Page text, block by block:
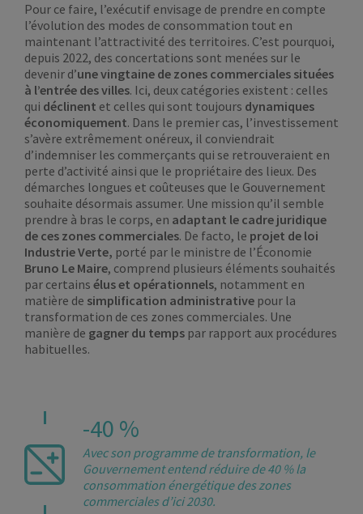
Pour ce faire, l’exécutif envisage de prendre en compte
l’évolution des modes de consommation tout en
maintenant l’attractivité des territoires. C’est pourquoi,
depuis 2022, des concertations sont menées sur le
devenir d’une vingtaine de zones commerciales situées
à l’entrée des villes. Ici, deux catégories existent : celles
qui déclinent et celles qui sont toujours dynamiques
économiquement. Dans le premier cas, l’investissement
s’avère extrêmement onéreux, il conviendrait
d’indemniser les commerçants qui se retrouveraient en
perte d’activité ainsi que le propriétaire des lieux. Des
démarches longues et coûteuses que le Gouvernement
souhaite désormais assumer. Une mission qu’il semble
prendre à bras le corps, en adaptant le cadre juridique
de ces zones commerciales. De facto, le projet de loi
Industrie Verte, porté par le ministre de l’Économie
Bruno Le Maire, comprend plusieurs éléments souhaités
par certains élus et opérationnels, notamment en
matière de simplification administrative pour la
transformation de ces zones commerciales. Une
manière de gagner du temps par rapport aux procédures
habituelles.
-40 %
Avec son programme de transformation, le
Gouvernement entend réduire de 40 % la
consommation énergétique des zones
commerciales d’ici 2030.